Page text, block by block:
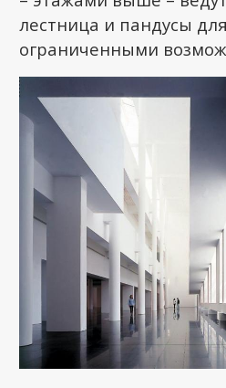
лестница и пандусы
ограниченными